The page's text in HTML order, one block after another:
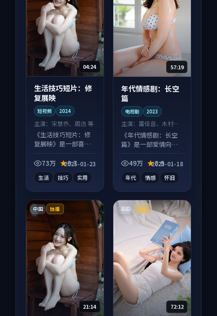
04:24
生活技巧短片：修
复展映
短视频 2024
主演： 宋慧乔、周迅 等
《生活技巧短片：修
复展映》是一部喜剧
关系层层推进，尾声
73万 9.7
2025-01-23
生活 技巧 实用
57:19
年代情感剧：长空
篇
电视剧 2023
主演： 雷佳音、木村拓
哉 等
《年代情感剧：长空
篇》是一部爱情向电
别错过，字幕区常有
49万 8.9
2025-01-18
年代 情感 怀旧
中国 独播
21:14
英国 完结
72:12